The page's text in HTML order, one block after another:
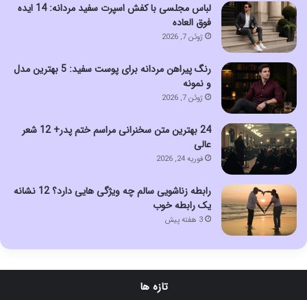
لباس مجلسی با کفش اسپرت سفید مردانه: 14 ایده
فوق العاده
ژوئن 7, 2026
رنگ پیراهن مردانه برای پوست سفید: 5 بهترین مدل
و نمونه
ژوئن 7, 2026
24 بهترین متن سخنرانی مراسم ختم پدر+ 12 شعر
عالی
فوریه 24, 2026
رابطه زناشویی سالم چه ویژگی هایی دارد؟ 12 نشانه
یک رابطه خوب
3 هفته پیش
تازه ها